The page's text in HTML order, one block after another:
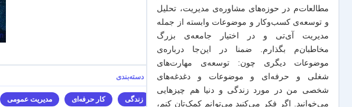
زندگی کار حرفه‌ای مدیریت عمومی
مطالعات‌م در حوزه‌های مشاوره‌ی مدیریت، تحلیل
و توسعه‌ی کسب‌وکار و موضوعات وابسته از جمله
مدیریت آی‌تی و در اختیار جامعه‌ی بزرگ
مخاطبان‌م بگذارم. ضمنا در این‌جا درباره‌ی
موضوعات دیگری چون: توسعه‌ی مهارت‌های
شغلی و حرفه‌ای و موضوعات و دغدغه‌های
شخصی من در مورد زندگی و دنیا هم چیزهایی
می‌خوانید. اگر فکر می‌کنید می‌توانم کمک‌تان کنم،